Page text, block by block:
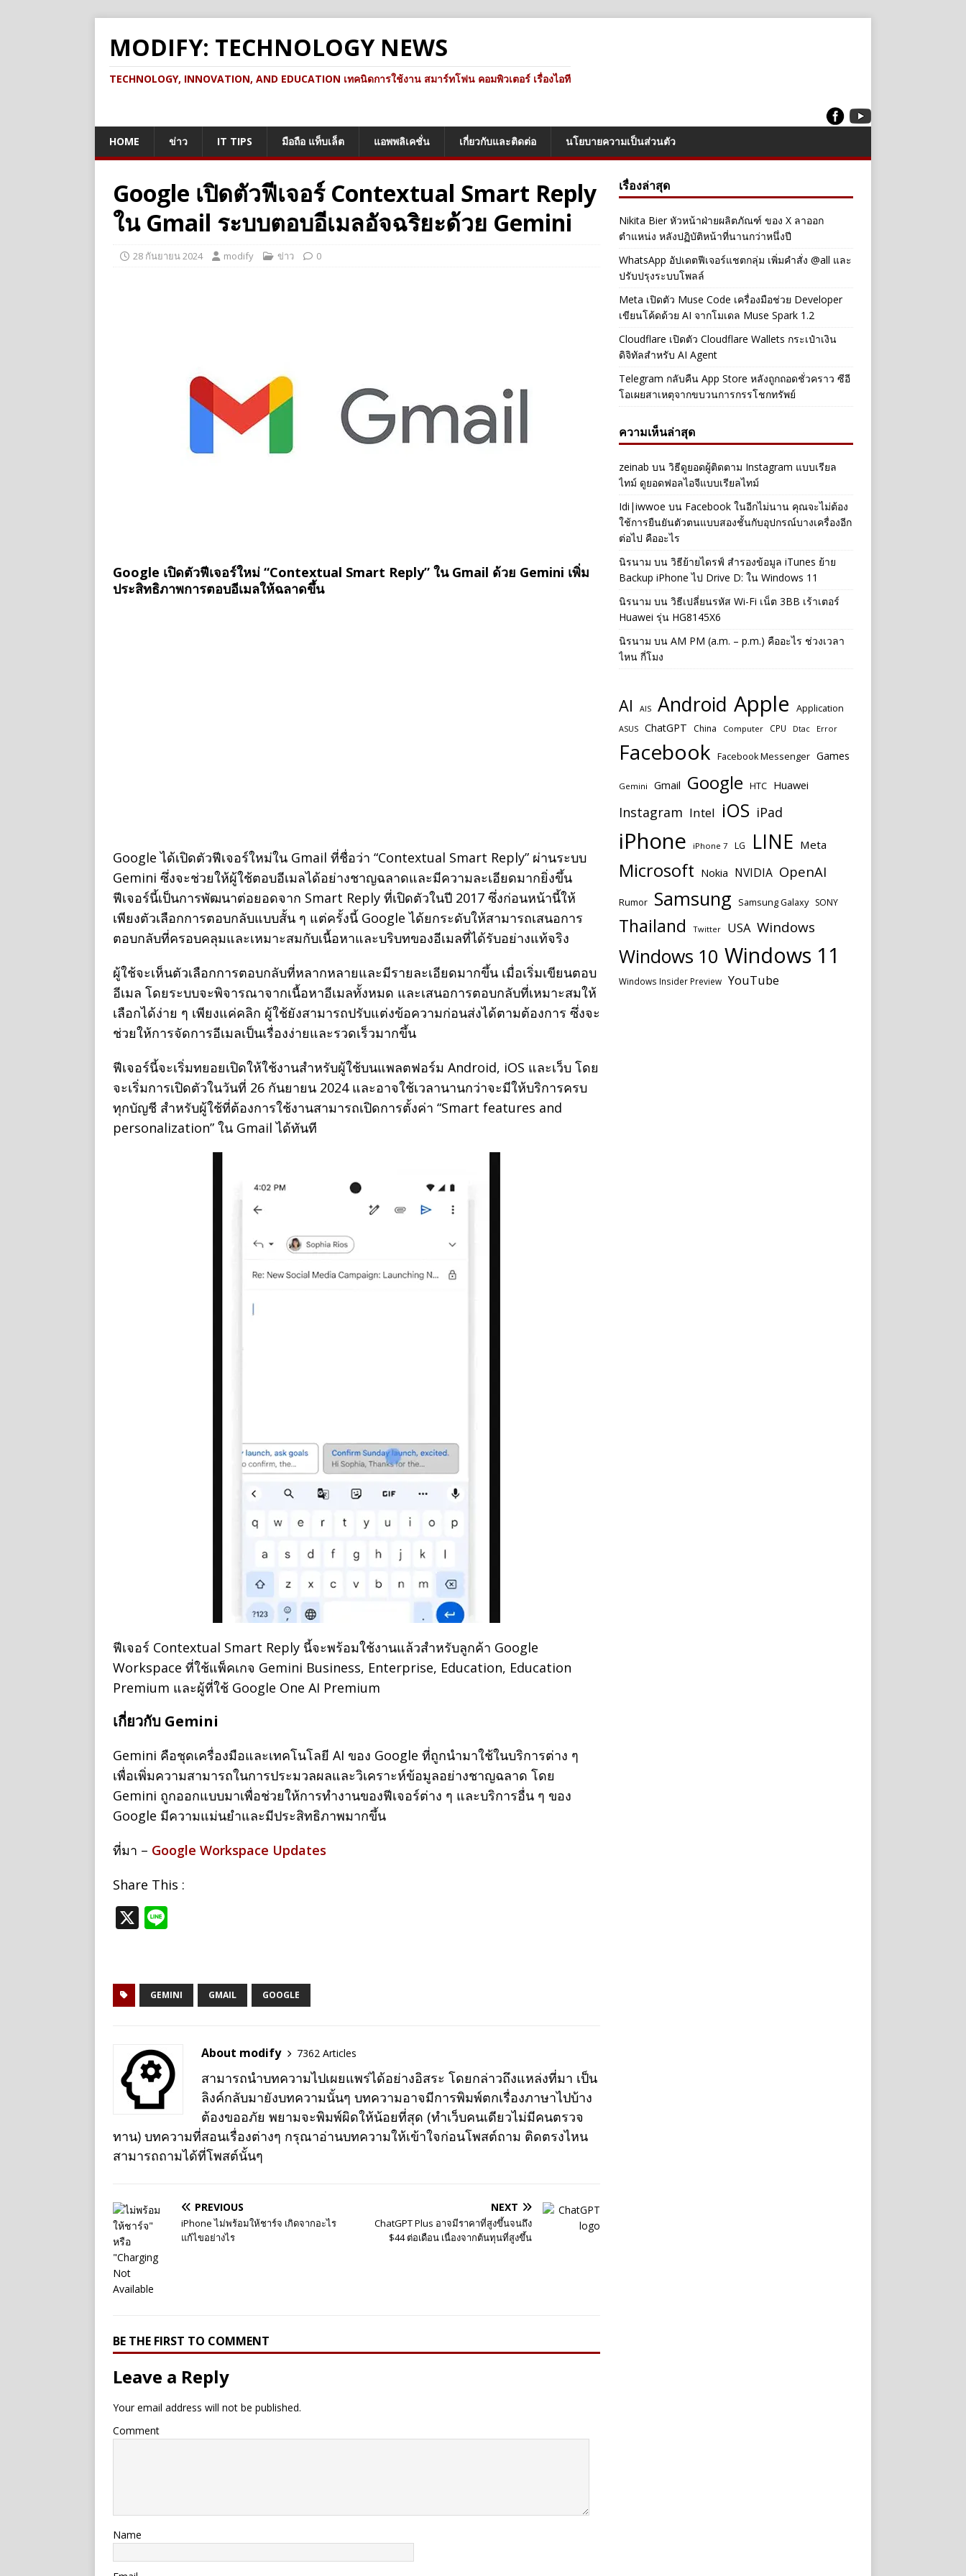
MODIFY: TECHNOLOGY NEWS
TECHNOLOGY, INNOVATION, AND EDUCATION เทคนิดการใช้งาน สมาร์ทโฟน คอมพิวเตอร์ เรื่องไอที
HOME ข่าว IT TIPS มือถือ แท็บเล็ต แอพพลิเคชั่น เกี่ยวกับและติดต่อ นโยบายความเป็นส่วนตัว
Google เปิดตัวฟีเจอร์ Contextual Smart Reply
ใน Gmail ระบบตอบอีเมลอัจฉริยะด้วย Gemini
28 กันยายน 2024 modify ข่าว 0
Google เปิดตัวฟีเจอร์ใหม่ “Contextual Smart Reply” ใน Gmail ด้วย Gemini เพิ่ม
ประสิทธิภาพการตอบอีเมลให้ฉลาดขึ้น
Google ได้เปิดตัวฟีเจอร์ใหม่ใน Gmail ที่ชื่อว่า “Contextual Smart Reply” ผ่านระบบ
Gemini ซึ่งจะช่วยให้ผู้ใช้ตอบอีเมลได้อย่างชาญฉลาดและมีความละเอียดมากยิ่งขึ้น
ฟีเจอร์นี้เป็นการพัฒนาต่อยอดจาก Smart Reply ที่เปิดตัวในปี 2017 ซึ่งก่อนหน้านี้ให้
เพียงตัวเลือกการตอบกลับแบบสั้น ๆ แต่ครั้งนี้ Google ได้ยกระดับให้สามารถเสนอการ
ตอบกลับที่ครอบคลุมและเหมาะสมกับเนื้อหาและบริบทของอีเมลที่ได้รับอย่างแท้จริง
ผู้ใช้จะเห็นตัวเลือกการตอบกลับที่หลากหลายและมีรายละเอียดมากขึ้น เมื่อเริ่มเขียนตอบ
อีเมล โดยระบบจะพิจารณาจากเนื้อหาอีเมลทั้งหมด และเสนอการตอบกลับที่เหมาะสมให้
เลือกได้ง่าย ๆ เพียงแค่คลิก ผู้ใช้ยังสามารถปรับแต่งข้อความก่อนส่งได้ตามต้องการ ซึ่งจะ
ช่วยให้การจัดการอีเมลเป็นเรื่องง่ายและรวดเร็วมากขึ้น
ฟีเจอร์นี้จะเริ่มทยอยเปิดให้ใช้งานสำหรับผู้ใช้บนแพลตฟอร์ม Android, iOS และเว็บ โดย
จะเริ่มการเปิดตัวในวันที่ 26 กันยายน 2024 และอาจใช้เวลานานกว่าจะมีให้บริการครบ
ทุกบัญชี สำหรับผู้ใช้ที่ต้องการใช้งานสามารถเปิดการตั้งค่า “Smart features and
personalization” ใน Gmail ได้ทันที
ฟีเจอร์ Contextual Smart Reply นี้จะพร้อมใช้งานแล้วสำหรับลูกค้า Google
Workspace ที่ใช้แพ็คเกจ Gemini Business, Enterprise, Education, Education
Premium และผู้ที่ใช้ Google One AI Premium
เกี่ยวกับ Gemini
Gemini คือชุดเครื่องมือและเทคโนโลยี AI ของ Google ที่ถูกนำมาใช้ในบริการต่าง ๆ
เพื่อเพิ่มความสามารถในการประมวลผลและวิเคราะห์ข้อมูลอย่างชาญฉลาด โดย
Gemini ถูกออกแบบมาเพื่อช่วยให้การทำงานของฟีเจอร์ต่าง ๆ และบริการอื่น ๆ ของ
Google มีความแม่นยำและมีประสิทธิภาพมากขึ้น
ที่มา – Google Workspace Updates
Share This :
X
GEMINI GMAIL GOOGLE
About modify 7362 Articles
สามารถนำบทความไปเผยแพร่ได้อย่างอิสระ โดยกล่าวถึงแหล่งที่มา เป็น
ลิงค์กลับมายังบทความนั้นๆ บทความอาจมีการพิมพ์ตกเรื่องภาษาไปบ้าง
ต้องขออภัย พยามจะพิมพ์ผิดให้น้อยที่สุด (ทำเว็บคนเดียวไม่มีคนตรวจ
ทาน) บทความที่สอนเรื่องต่างๆ กรุณาอ่านบทความให้เข้าใจก่อนโพสต์ถาม ติดตรงไหน
สามารถถามได้ที่โพสต์นั้นๆ
PREVIOUS
iPhone ไม่พร้อมให้ชาร์จ เกิดจากอะไร
แก้ไขอย่างไร
NEXT
ChatGPT Plus อาจมีราคาที่สูงขึ้นจนถึง
$44 ต่อเดือน เนื่องจากต้นทุนที่สูงขึ้น
BE THE FIRST TO COMMENT
Leave a Reply
Your email address will not be published.
Comment
Name
เรื่องล่าสุด
Nikita Bier หัวหน้าฝ่ายผลิตภัณฑ์ ของ X ลาออก
ตำแหน่ง หลังปฏิบัติหน้าที่นานกว่าหนึ่งปี
WhatsApp อัปเดตฟีเจอร์แชตกลุ่ม เพิ่มคำสั่ง @all และ
ปรับปรุงระบบโพลล์
Meta เปิดตัว Muse Code เครื่องมือช่วย Developer
เขียนโค้ดด้วย AI จากโมเดล Muse Spark 1.2
Cloudflare เปิดตัว Cloudflare Wallets กระเป๋าเงิน
ดิจิทัลสำหรับ AI Agent
Telegram กลับคืน App Store หลังถูกถอดชั่วคราว ซีอี
โอเผยสาเหตุจากขบวนการกรรโชกทรัพย์
ความเห็นล่าสุด
zeinab บน วิธีดูยอดผู้ติดตาม Instagram แบบเรียล
ไทม์ ดูยอดฟอลไอจีแบบเรียลไทม์
Idi|iwwoe บน Facebook ในอีกไม่นาน คุณจะไม่ต้อง
ใช้การยืนยันตัวตนแบบสองชั้นกับอุปกรณ์บางเครื่องอีก
ต่อไป คืออะไร
นิรนาม บน วิธีย้ายไดรฟ์ สำรองข้อมูล iTunes ย้าย
Backup iPhone ไป Drive D: ใน Windows 11
นิรนาม บน วิธีเปลี่ยนรหัส Wi-Fi เน็ต 3BB เร้าเตอร์
Huawei รุ่น HG8145X6
นิรนาม บน AM PM (a.m. – p.m.) คืออะไร ช่วงเวลา
ไหน กี่โมง
AI AIS Android Apple Application
ASUS ChatGPT China Computer CPU Dtac Error
Facebook Facebook Messenger Games
Gemini Gmail Google HTC Huawei
Instagram Intel iOS iPad
iPhone iPhone 7 LG LINE Meta
Microsoft Nokia NVIDIA OpenAI
Rumor Samsung Samsung Galaxy SONY
Thailand Twitter USA Windows
Windows 10 Windows 11
Windows Insider Preview YouTube